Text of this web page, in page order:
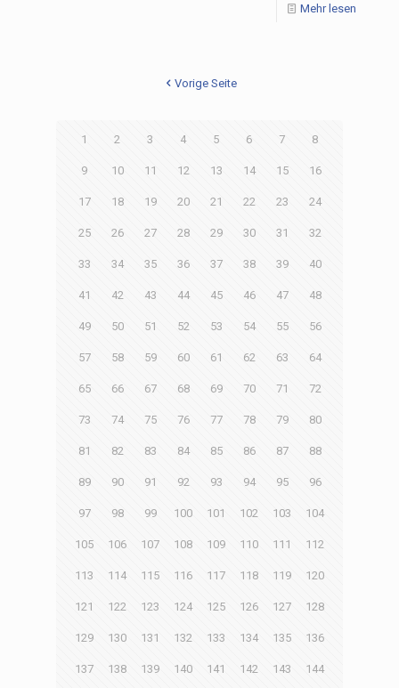
Mehr lesen
Vorige Seite
1 2 3 4 5 6 7 8
9 10 11 12 13 14 15 16
17 18 19 20 21 22 23 24
25 26 27 28 29 30 31 32
33 34 35 36 37 38 39 40
41 42 43 44 45 46 47 48
49 50 51 52 53 54 55 56
57 58 59 60 61 62 63 64
65 66 67 68 69 70 71 72
73 74 75 76 77 78 79 80
81 82 83 84 85 86 87 88
89 90 91 92 93 94 95 96
97 98 99 100 101 102 103 104
105 106 107 108 109 110 111 112
113 114 115 116 117 118 119 120
121 122 123 124 125 126 127 128
129 130 131 132 133 134 135 136
137 138 139 140 141 142 143 144